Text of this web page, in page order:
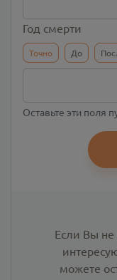
Год смерти
Точно До
Оставьте эти поля
Если Вы не
можете